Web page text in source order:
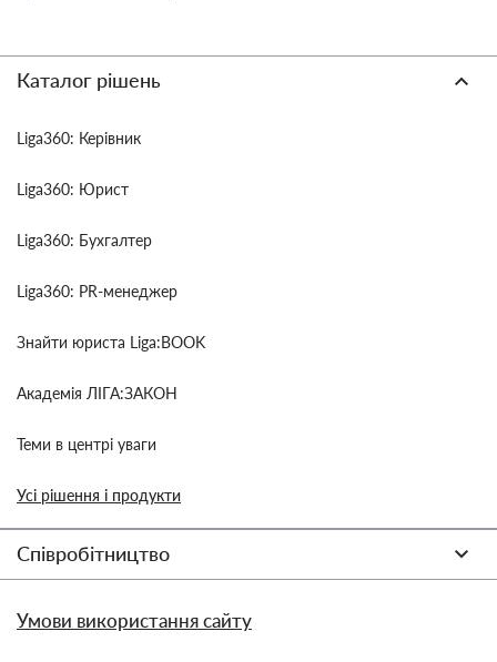
Каталог рішень
Liga360: Керівник
Liga360: Юрист
Liga360: Бухгалтер
Liga360: PR-менеджер
Знайти юриста Liga:BOOK
Академія ЛІГА:ЗАКОН
Теми в центрі уваги
Усі рішення і продукти
Співробітництво
Умови використання сайту